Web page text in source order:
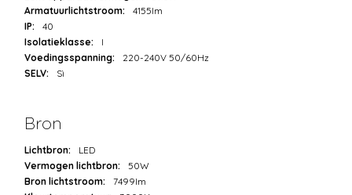
Armatuurlichtstroom:
4155lm
IP:
40
Isolatieklasse:
I
Voedingsspanning:
220-240V 50/60Hz
SELV:
Sì
Bron
Lichtbron:
LED
Vermogen lichtbron:
50W
Bron lichtstroom:
7499lm